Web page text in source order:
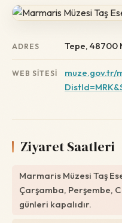
ADRES Tepe, 48700
WEB SITESI
muze.gov.tr/
Ziyaret Saatleri
Marmaris Müzesi Taş
Çarşamba, Perşembe,
günleri kapalıdır.